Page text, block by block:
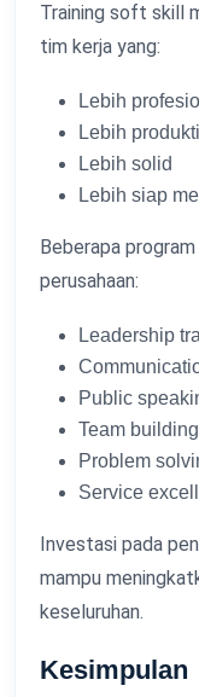
Training soft skill
tim kerja yang:
Lebih
Lebih
Lebih solid
Lebih siap
Beberapa
perusahaan:
Leadership
Public
Team building
Problem
Service
Investasi pada
mampu
keseluruhan.
Kesimpulan